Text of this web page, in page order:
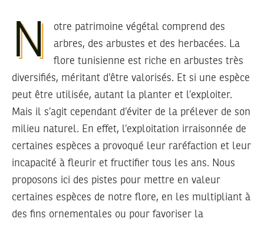
N
otre patrimoine végétal comprend des
arbres, des arbustes et des herbacées. La
flore tunisienne est riche en arbustes très
diversifiés, méritant d’être valorisés. Et si une espèce
peut être utilisée, autant la planter et l’exploiter.
Mais il s’agit cependant d’éviter de la prélever de son
milieu naturel. En effet, l’exploitation irraisonnée de
certaines espèces a provoqué leur raréfaction et leur
incapacité à fleurir et fructifier tous les ans. Nous
proposons ici des pistes pour mettre en valeur
certaines espèces de notre flore, en les multipliant à
des fins ornementales ou pour favoriser la